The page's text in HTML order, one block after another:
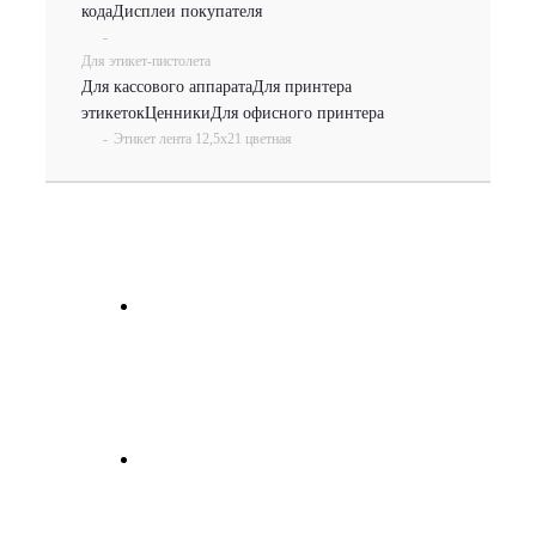
кодаДисплеи покупателя
-
Для этикет-пистолета
Для кассового аппаратаДля принтера
этикетокЦенникиДля офисного принтера
- Этикет лента 12,5х21 цветная